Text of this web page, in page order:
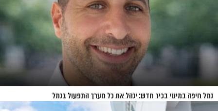
נמל חיפה במינוי בכיר חדש: ינהל את כל מערך התפעול בנמל